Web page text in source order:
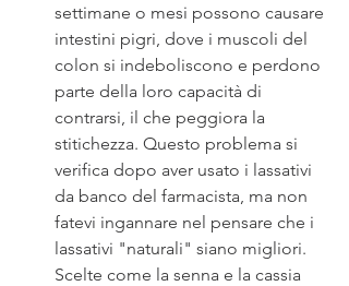
settimane o mesi possono causare
intestini pigri, dove i muscoli del
colon si indeboliscono e perdono
parte della loro capacità di
contrarsi, il che peggiora la
stitichezza. Questo problema si
verifica dopo aver usato i lassativi
da banco del farmacista, ma non
fatevi ingannare nel pensare che i
lassativi "naturali" siano migliori.
Scelte come la senna e la cassia